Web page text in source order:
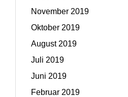
November 2019
Oktober 2019
August 2019
Juli 2019
Juni 2019
Februar 2019